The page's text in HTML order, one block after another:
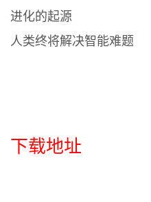
进化的起源
人类终将解决智能难题
下载地址